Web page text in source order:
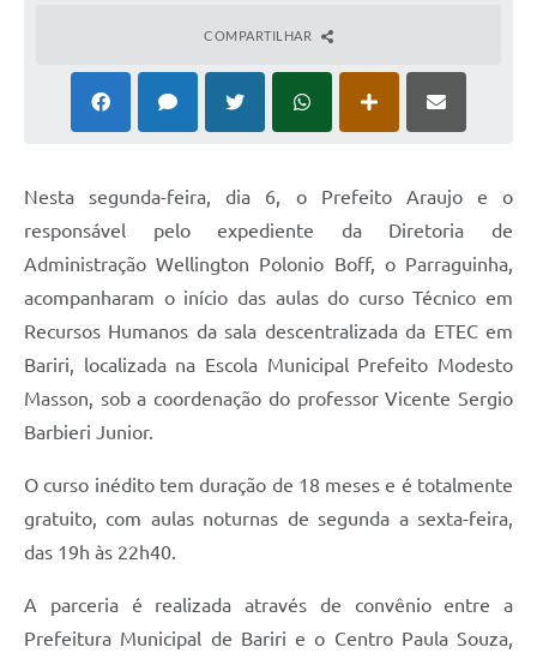
COMPARTILHAR
Nesta segunda-feira, dia 6, o Prefeito Araujo e o
responsável pelo expediente da Diretoria de
Administração Wellington Polonio Boff, o Parraguinha,
acompanharam o início das aulas do curso Técnico em
Recursos Humanos da sala descentralizada da ETEC em
Bariri, localizada na Escola Municipal Prefeito Modesto
Masson, sob a coordenação do professor Vicente Sergio
Barbieri Junior.
O curso inédito tem duração de 18 meses e é totalmente
gratuito, com aulas noturnas de segunda a sexta-feira,
das 19h às 22h40.
A parceria é realizada através de convênio entre a
Prefeitura Municipal de Bariri e o Centro Paula Souza,